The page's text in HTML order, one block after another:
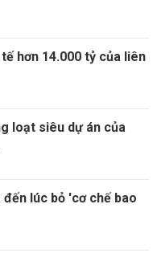
hơn 14.000 tỷ của liên
loạt siêu dự án của
lúc bỏ 'cơ chế bao